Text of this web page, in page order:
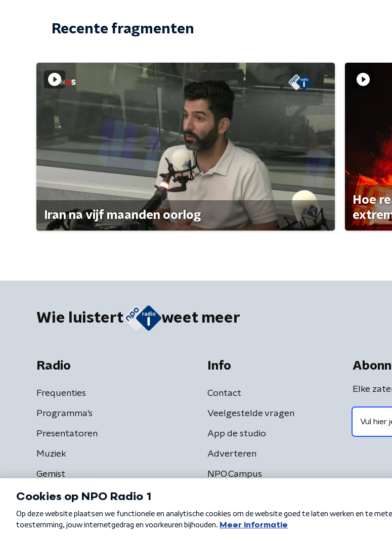
Recente fragmenten
Iran na vijf maanden oorlog
Hoe
Wie luistert weet meer
Radio
Frequenties
Programma's
Presentatoren
Muziek
Gemist
Info
Contact
Veelgestelde vragen
App de studio
Adverteren
NPO Campus
Elke
Algemene voorwaarden Privacybeleid